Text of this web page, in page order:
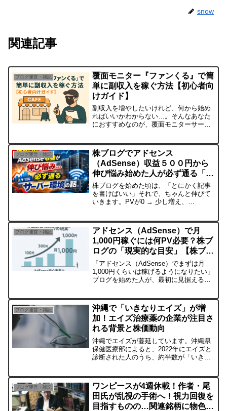
snow
関連記事
ブログ運営・雑記
覆面モニター『ファンくる』で簡
単に副収入を稼ぐ方法【初心者向
けガイド】
副収入を増やしたいけれど、何から始め
ればいいかわからない…。そんなあなた
におすすめなのが、覆面モニターサービ
になり、利用代金の一部または全額をポ
イントや現金で還元してもら...
ブログ運営・雑記
株ブログでアドセンス
（AdSense）収益５００円から
伸び悩み始めた人が必ず通る「サ
ーバー環境」の話
株ブログを始めた頃は、「とにかく記事
を書けばいい」それで、ちゃんと伸びて
いきます。PVが0 → 少し増え、
をクリアするまでは、 ほぼ努力量で決ま
ります。でも...
ブログ運営・雑記
アドセンス（AdSense）で月
1,000円稼ぐには何PV必要？株ブ
ログの「現実的な目安」【株ブロ
グ編】
「アドセンス（AdSense）でまずは月
1,000円くらいは稼げるようになりたい」
ブログを始めた人が、最初に見据える現
現在、収益の仕組みはどう変わったの
か？...
ブログ運営・雑記
沖縄で「いきなりエイズ」が増
加！エイズ治療薬の企業が注目さ
れる背景と株価動向
沖縄でエイズが蔓延しています。沖縄県
保健医療部によると、2022年にエイズと
診断された人のうち、約半数が「いきな
放置し、免疫力が低下してエイズになっ
てしまうことを指し...
ブログ運営・雑記
ワンピースが4週休載！作者・尾
田氏が乱視の手術へ！視力回復を
目指すものの…関連銘柄に物色の